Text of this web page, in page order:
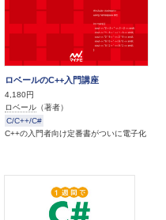
ロベールのC++入門講座
4,180円
ロベール （著者）
C/C++/C#
C++の入門者向け定番書がついに電子化